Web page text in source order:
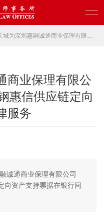
圳惠融诚通商业保理有限公司2019年度第一期攀钢惠信供应链定向资产支持票据提供法律服务
商业保理有限公
惠信供应链定向
服务
诚通商业保理有限公司
向资产支持票据在银行间